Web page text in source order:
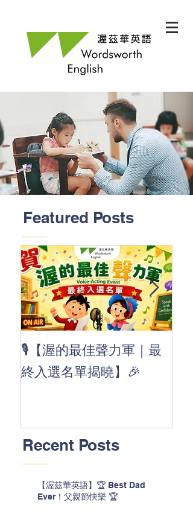
Featured Posts
🎙️【渥的最佳聲力軍｜最
終入選名單揭曉】🎉
Recent Posts
【渥茲華英語】🏆 Best Dad
Ever！父親節快樂 🏆